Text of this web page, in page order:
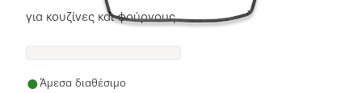
για κουζίνες και φούρνους
Άμεσα διαθέσιμο